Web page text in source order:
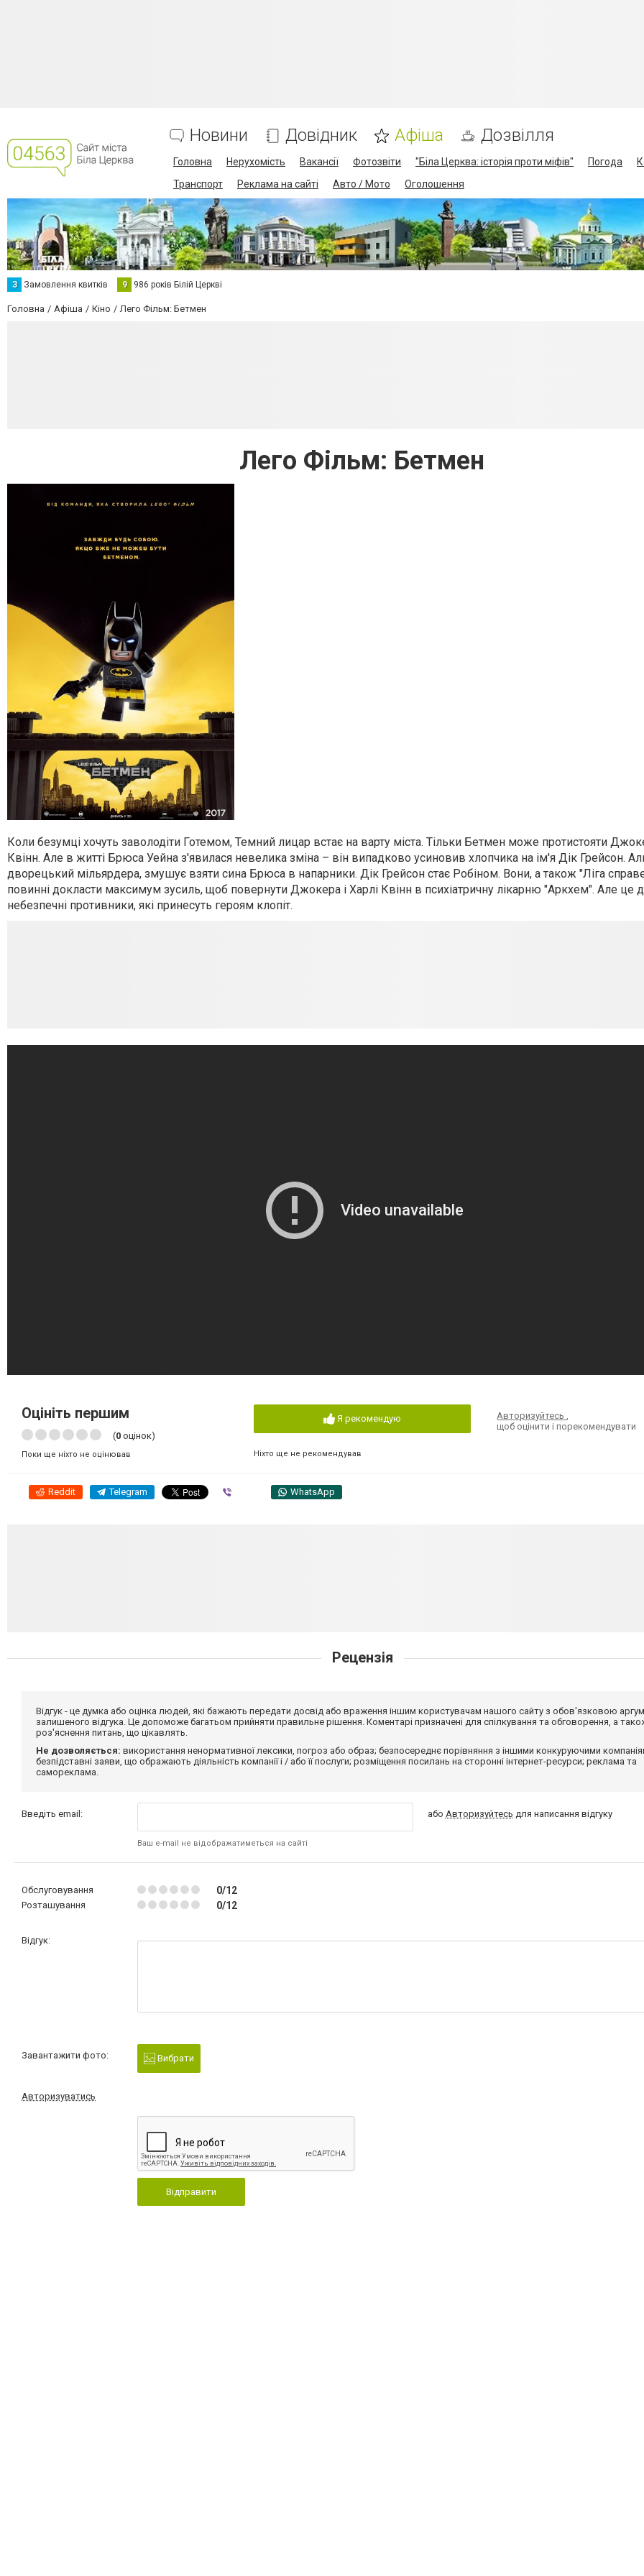
Новини Довідник Афіша Дозвілля
Головна Нерухомість Вакансії Фотозвіти "Біла Церква: історія проти міфів" Погода
Транспорт
Реклама на сайті Авто / Мото Оголошення
З Замовлення квитків 9 986 років Білій Церкві
Головна Афіша Кіно Лего Фільм: Бетмен
Лего Фільм: Бетмен
Коли безумці хочуть заволодіти Готемом, Темний лицар встає на варту міста. Тільки Бетмен може протистояти
Квінн. Але в житті Брюса Уейна з'явилася невелика зміна – він випадково усиновив хлопчика на ім'я Дік Грейсон.
дворецький мільярдера, змушує взяти сина Брюса в напарники. Дік Грейсон стає Робіном. Вони, а також "Ліга
повинні докласти максимум зусиль, щоб повернути Джокера і Харлі Квінн в психіатричну лікарню "Аркхем". Але це
небезпечні противники, які принесуть героям клопіт.
Оцініть першим
(0 оцінок)
Поки ще ніхто не оцінював
Я рекомендую
Ніхто ще не рекомендував
Авторизуйтесь
щоб оцінити і порекомендувати
Reddit Telegram WhatsApp
Рецензія
Відгук - це думка або оцінка людей, які бажають передати досвід або враження іншим користувачам нашого сайту з обов'язковою
залишеного відгука. Це допоможе багатьом прийняти правильне рішення. Коментарі призначені для спілкування та обговорення, а
роз'яснення питань, що цікавлять.
Не дозволяється: використання ненормативної лексики, погроз або образ; безпосереднє порівняння з іншими конкуруючими
безпідставні заяви, що ображають діяльність компанії і / або її послуги; розміщення посилань на сторонні інтернет-ресурси; реклама та
самореклама.
Введіть email:
Ваш e-mail не відображатиметься на сайті
або Авторизуйтесь для написання відгуку
Обслуговування 0/12
Розташування 0/12
Відгук:
Завантажити фото: Вибрати
Авторизуватись
Відправити